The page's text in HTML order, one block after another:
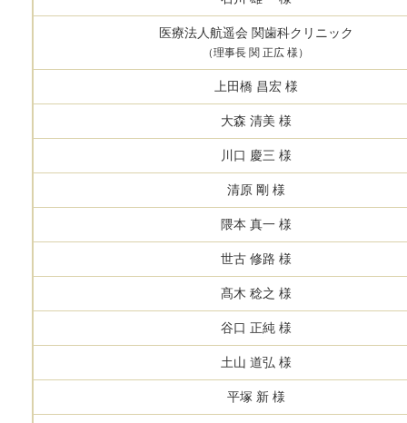
医療法人航遥会 関歯科クリニック
（理事長 関 正広 様）
上田橋 昌宏 様
大森 清美 様
川口 慶三 様
清原 剛 様
隈本 真一 様
世古 修路 様
髙木 稔之 様
谷口 正純 様
土山 道弘 様
平塚 新 様